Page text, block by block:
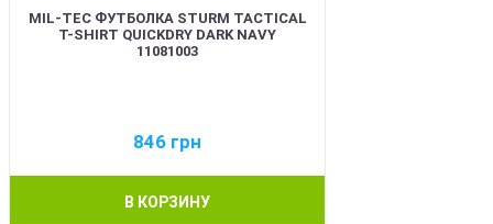
MIL-TEC ФУТБОЛКА STURM TACTICAL
T-SHIRT QUICKDRY DARK NAVY
11081003
846 грн
В КОРЗИНУ